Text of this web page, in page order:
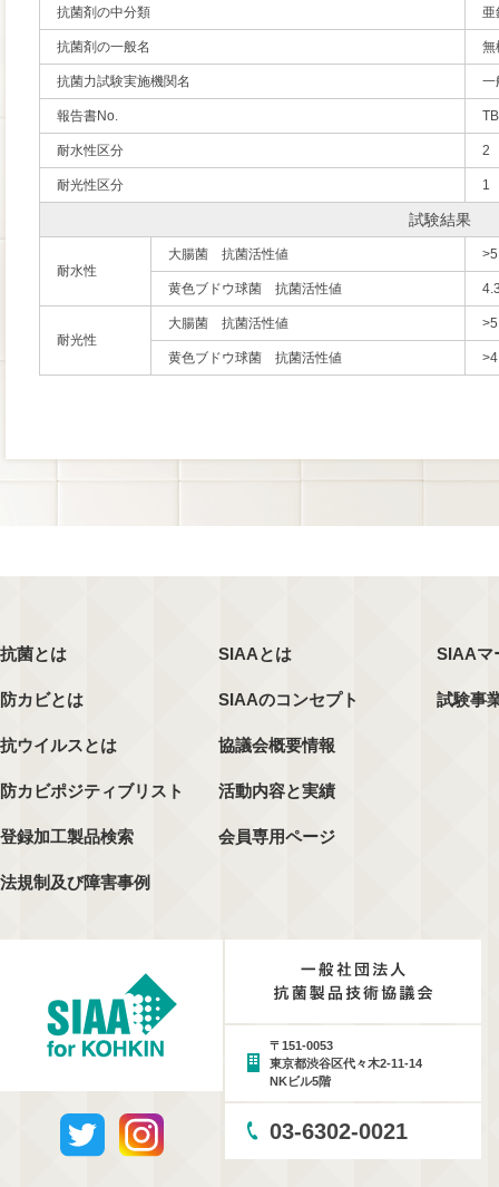
抗菌剤の中分類 亜
抗菌剤の一般名 無
抗菌力試験実施機関名 一
報告書No.
耐水性区分 2
耐光性区分 1
試験結果
耐水性
大腸菌 抗菌活性値
黄色ブドウ球菌 抗菌活性値
耐光性
大腸菌 抗菌活性値
黄色ブドウ球菌 抗菌活性値
抗菌とは
防カビとは
抗ウイルスとは
防カビポジティブリスト
登録加工製品検索
法規制及び障害事例
SIAAとは
SIAAのコンセプト
協議会概要情報
活動内容と実績
会員専用ページ
SIAAマ
試験事
〒151-0053
東京都渋谷区代々木2-11-14
NKビル5階
03-6302-0021